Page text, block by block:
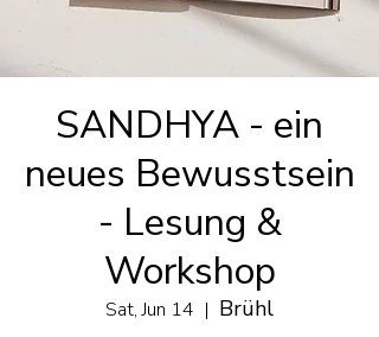
SANDHYA - ein
neues Bewusstsein
- Lesung &
Workshop
Sat, Jun 14
  |
Brühl